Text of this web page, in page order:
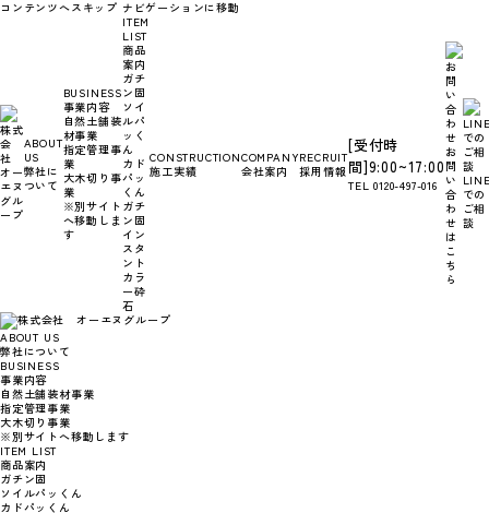
コンテンツへスキップ ナビゲーションに移動
ABOUT
US
弊社に
ついて
BUSINESS
事業内容
自然土舗装
材事業
指定管理事
業
大木切り事
業
※別サイト
へ移動しま
す
ITEM
LIST
商品
案内
ガチ
ン固
ソイ
ルパ
ッく
ん
カド
パッ
くん
ガチ
ン固
イン
スタ
ント
カラ
ー砕
石
CONSTRUCTION
施工実績
COMPANY
会社案内
RECRUIT
採用情報
[受付時
間]9:00~17:00
TEL 0120-497-016
お
問
い
合
わ
せ
は
こ
ち
ら
での
ご相
談
ABOUT US
弊社について
BUSINESS
事業内容
自然土舗装材事業
指定管理事業
大木切り事業
※別サイトへ移動します
ITEM LIST
商品案内
ガチン固
ソイルパッくん
カドパッくん